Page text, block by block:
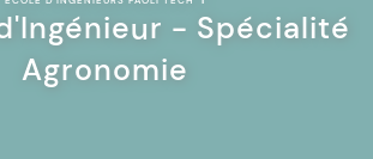
- Spécialité
Agronomie